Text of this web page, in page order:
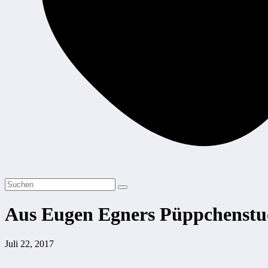
Aus Eugen Egners
Juli 22, 2017